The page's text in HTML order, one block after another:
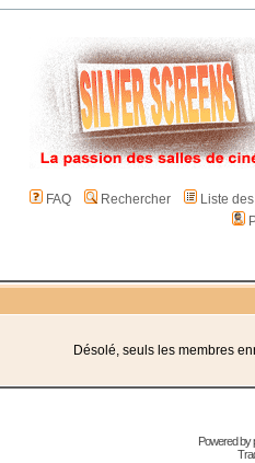
FAQ Rechercher
Liste
Désolé, seuls les membres
Powered by